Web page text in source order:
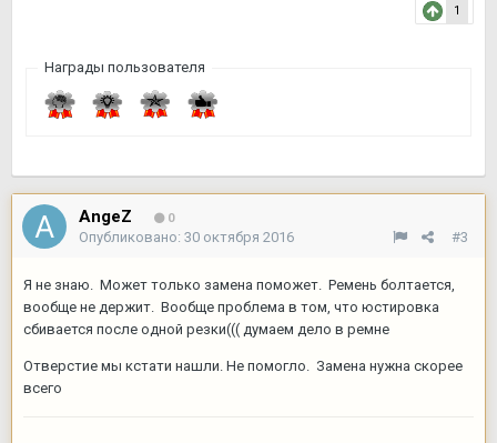
1
Награды пользователя
AngeZ 0
#3
Опубликовано: 30 октября 2016
Я не знаю. Может только замена поможет. Ремень болтается,
вообще не держит. Вообще проблема в том, что юстировка
сбивается после одной резки((( думаем дело в ремне
Отверстие мы кстати нашли. Не помогло. Замена нужна скорее
всего